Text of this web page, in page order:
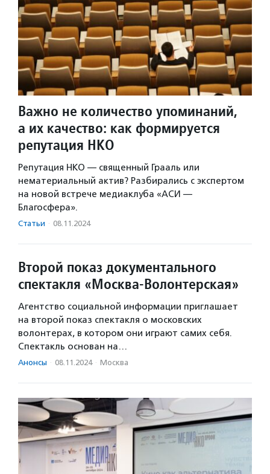
Важно не количество упоминаний,
а их качество: как формируется
репутация НКО
Репутация НКО — священный Грааль или
нематериальный актив? Разбирались с экспертом
на новой встрече медиаклуба «АСИ —
Благосфера».
Статьи · 08.11.2024
Второй показ документального
спектакля «Москва-Волонтерская»
Агентство социальной информации приглашает
на второй показ спектакля о московских
волонтерах, в котором они играют самих себя.
Спектакль основан на…
Анонсы · 08.11.2024 · Москва